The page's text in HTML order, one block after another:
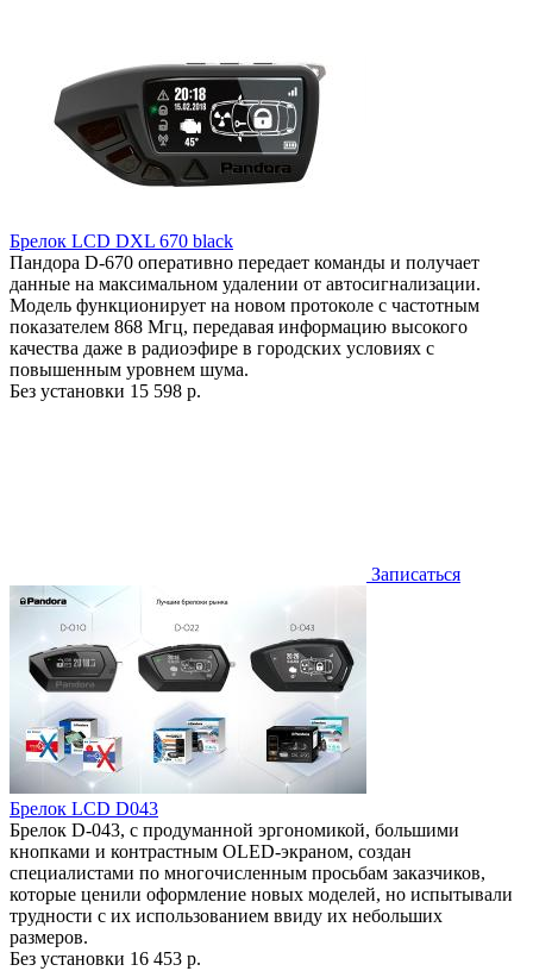
Брелок LCD DXL 670 black
Пандора D-670 оперативно передает команды и получает
данные на максимальном удалении от автосигнализации.
Модель функционирует на новом протоколе с частотным
показателем 868 Мгц, передавая информацию высокого
качества даже в радиоэфире в городских условиях с
повышенным уровнем шума.
Без установки 15 598 р.
Записаться
Брелок LCD D043
Брелок D-043, с продуманной эргономикой, большими
кнопками и контрастным OLED-экраном, создан
специалистами по многочисленным просьбам заказчиков,
которые ценили оформление новых моделей, но испытывали
трудности с их использованием ввиду их небольших
размеров.
Без установки 16 453 р.